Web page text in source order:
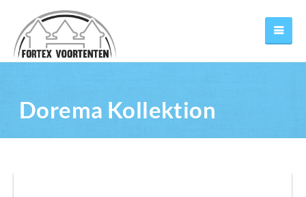
Dorema Kollektion